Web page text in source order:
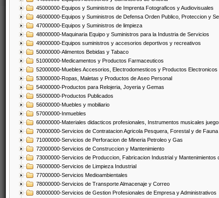
45000000-Equipos y Suministros de Imprenta Fotograficos y Audiovisuales
46000000-Equipos y Suministros de Defensa Orden Publico, Proteccion y
47000000-Equipos y Suministros de limpieza
48000000-Maquinaria Equipo y Suministros para la Industria de Servicios
49000000-Equipos suministros y accesorios deportivos y recreativos
50000000-Alimentos Bebidas y Tabaco
51000000-Medicamentos y Productos Farmaceuticos
52000000-Muebles Accesorios, Electrodomesticos y Productos Electronicos
53000000-Ropas, Maletas y Productos de Aseo Personal
54000000-Productos para Relojeria, Joyeria y Gemas
55000000-Productos Publicados
56000000-Muebles y mobiliario
57000000-Inmuebles
60000000-Materiales didacticos profesionales, Instrumentos musicales
70000000-Servicios de Contratacion Agricola Pesquera, Forestal y de Fauna
71000000-Servicios de Perforacion de Mineria Petroleo y Gas
72000000-Servicios de Construccion y Mantenimiento
73000000-Servicios de Produccion, Fabricacion Industrial y Mantenimientos
76000000-Servicios de Limpieza Industrial
77000000-Servicios Medioambientales
78000000-Servicios de Transporte Almacenaje y Correo
80000000-Servicios de Gestion Profesionales de Empresa y Administrativos